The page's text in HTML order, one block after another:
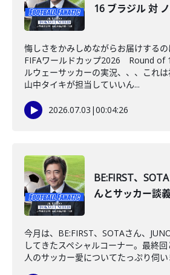
16 ブラジル 対
悔しさをかみしめながらお届けするの
FIFAワールドカップ2026 Round
ルウェーサッカーの実況、、、これは
山中タイキが担当していいん...
2026.07.03 |00:04:26
BE:FIRST、
んとサッカー談
今月は、BE:FIRST、SOTAさん、
してきたスペシャルコーナー。最終
人のサッカー愛についてたっぷり伺い